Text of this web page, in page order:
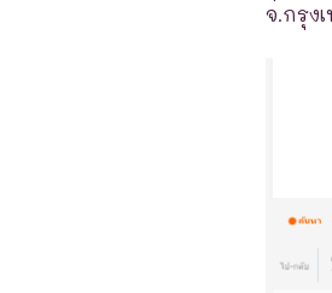
จ.กรุง